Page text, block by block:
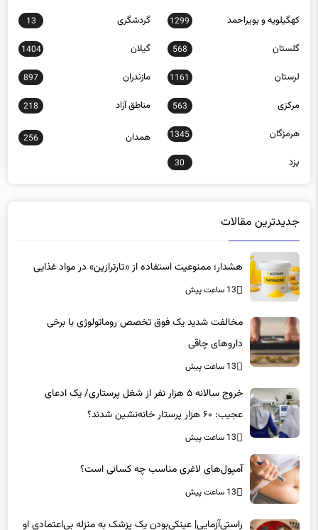
کهگیلویه و بویراحمد 1299 گردشگری 13
گلستان 568 گیلان 1404
لرستان 1161 مازندران 897
مرکزی 563 مناطق آزاد 218
هرمزگان 1345 همدان 256
یزد 30
جدیدترین مقالات
هشدار؛ ممنوعیت استفاده از «تارترازین» در مواد غذایی
13 ساعت پیش
مخالفت شدید یک فوق تخصص روماتولوژی با برخی
داروهای چاقی
13 ساعت پیش
خروج سالانه ۵ هزار نفر از شغل پرستاری/ یک ادعای
عجیب: ۶۰ هزار پرستار خانه‌نشین شدند؟
13 ساعت پیش
آمپول‌های لاغری مناسب چه کسانی است؟
13 ساعت پیش
راستی‌آزمایی| عینکی‌بودن یک پزشک به منزله بی‌اعتمادی او